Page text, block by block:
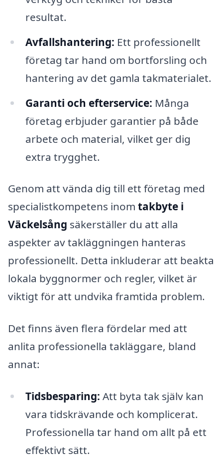
resultat.
Avfallshantering: Ett professionellt
företag tar hand om bortforsling och
hantering av det gamla takmaterialet.
Garanti och efterservice: Många
företag erbjuder garantier på både
arbete och material, vilket ger dig
extra trygghet.
Genom att vända dig till ett företag med
specialistkompetens inom takbyte i
Väckelsång säkerställer du att alla
aspekter av takläggningen hanteras
professionellt. Detta inkluderar att beakta
lokala byggnormer och regler, vilket är
viktigt för att undvika framtida problem.
Det finns även flera fördelar med att
anlita professionella takläggare, bland
annat:
Tidsbesparing: Att byta tak själv kan
vara tidskrävande och komplicerat.
Professionella tar hand om allt på ett
effektivt sätt.